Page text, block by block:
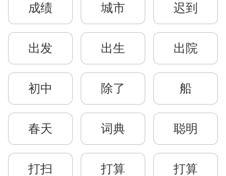
成绩 城市 迟到
出发 出生 出院
初中 除了 船
春天 词典 聪明
打扫 打算 打算